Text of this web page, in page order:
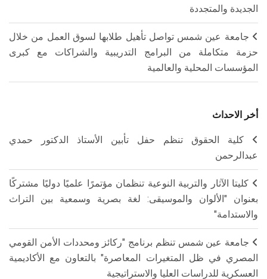
الجديدة والمتجددة
جامعة عين شمس تواصل تأهيل طلابها لسوق العمل من خلال
حزمة متكاملة من البرامج التدريبية والشراكات مع كبرى
المؤسسات المحلية والعالمية
أخر الاحداث
كلية الحقوق تنظم حفل تأبين الأستاذ الدكتور حمدي
عبدالرحمن
كليتا الآثار والتربية النوعية تنظمان مؤتمرًا علميًا دوليًا مشتركًا
بعنوان "الألوان والموسيقى: لغة بصرية وسمعية بين التراث
والاستدامة"
جامعة عين شمس تنظم برنامج "ركائز ومحددات الأمن القومي
المصري في ظل المتغيرات المعاصرة" بالتعاون مع الأكاديمية
العسكرية للدراسات العليا والاستراتيجية